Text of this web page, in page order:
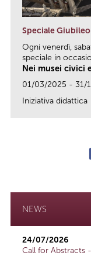
Speciale
Ogni venerdì,
speciale in
Nei musei civici
01/03/2025 - 31/
Iniziativa didattica
NEWS
24/07/2026
Call for Abstracts